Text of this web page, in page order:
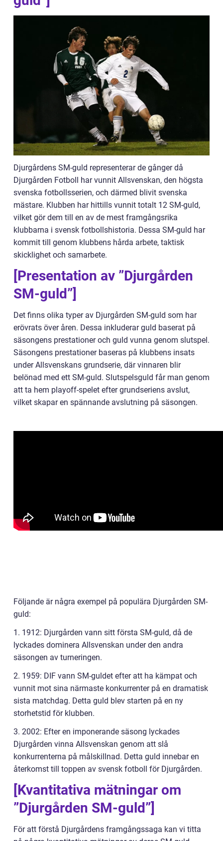
Djurgårdens SM-guld representerar de gånger då
Djurgården Fotboll har vunnit Allsvenskan, den högsta
svenska fotbollsserien, och därmed blivit svenska
mästare. Klubben har hittills vunnit totalt 12 SM-guld,
vilket gör dem till en av de mest framgångsrika
klubbarna i svensk fotbollshistoria. Dessa SM-guld har
kommit till genom klubbens hårda arbete, taktisk
skicklighet och samarbete.
[Presentation av ”Djurgården
SM-guld”]
Det finns olika typer av Djurgården SM-guld som har
erövrats över åren. Dessa inkluderar guld baserat på
säsongens prestationer och guld vunna genom slutspel.
Säsongens prestationer baseras på klubbens insats
under Allsvenskans grundserie, där vinnaren blir
belönad med ett SM-guld. Slutspelsguld får man genom
att ta hem playoff-spelet efter grundseriens avslut,
vilket skapar en spännande avslutning på säsongen.
Följande är några exempel på populära Djurgården SM-
guld:
1. 1912: Djurgården vann sitt första SM-guld, då de
lyckades dominera Allsvenskan under den andra
säsongen av turneringen.
2. 1959: DIF vann SM-guldet efter att ha kämpat och
vunnit mot sina närmaste konkurrenter på en dramatisk
sista matchdag. Detta guld blev starten på en ny
storhetstid för klubben.
3. 2002: Efter en imponerande säsong lyckades
Djurgården vinna Allsvenskan genom att slå
konkurrenterna på målskillnad. Detta guld innebar en
återkomst till toppen av svensk fotboll för Djurgården.
[Kvantitativa mätningar om
”Djurgården SM-guld”]
För att förstå Djurgårdens framgångssaga kan vi titta